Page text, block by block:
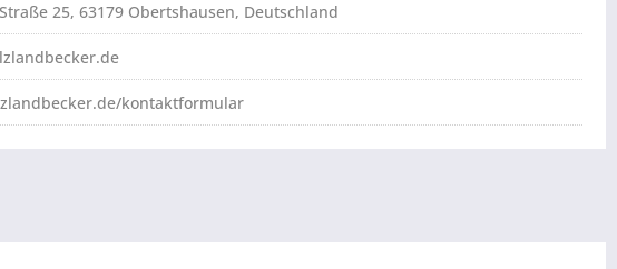
25, 63179 Obertshausen, Deutschland
kontaktformular